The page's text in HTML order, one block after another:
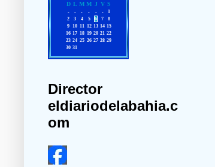
Director
eldiariodelabahia.c
om